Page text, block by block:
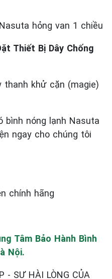
hỏng van 1 chiều
Thiết Bị Dây Chống
thanh khử cặn (magie)
bình nóng lạnh Nasuta
ngay cho chúng tôi
chính hãng
Tâm Bảo Hành Bình
Nội.
- SỰ HÀI LÒNG CỦA